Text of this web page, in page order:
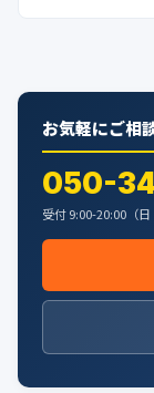
お気軽にご相
050-
受付 9:00-20:00（日